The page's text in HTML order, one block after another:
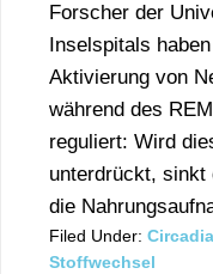
Forscher der
Inselspitals
Aktivierung von
während des
reguliert: Wird
unterdrückt, sinkt
die
Filed Under:
Stoffwechsel